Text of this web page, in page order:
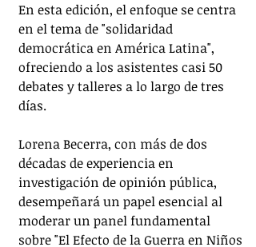
En esta edición, el enfoque se centra
en el tema de "solidaridad
democrática en América Latina",
ofreciendo a los asistentes casi 50
debates y talleres a lo largo de tres
días.
Lorena Becerra, con más de dos
décadas de experiencia en
investigación de opinión pública,
desempeñará un papel esencial al
moderar un panel fundamental
sobre "El Efecto de la Guerra en Niños